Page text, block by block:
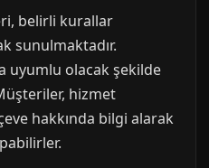
belirli kurallar
sunulmaktadır.
uyumlu olacak şekilde
hizmet
hakkında bilgi alarak